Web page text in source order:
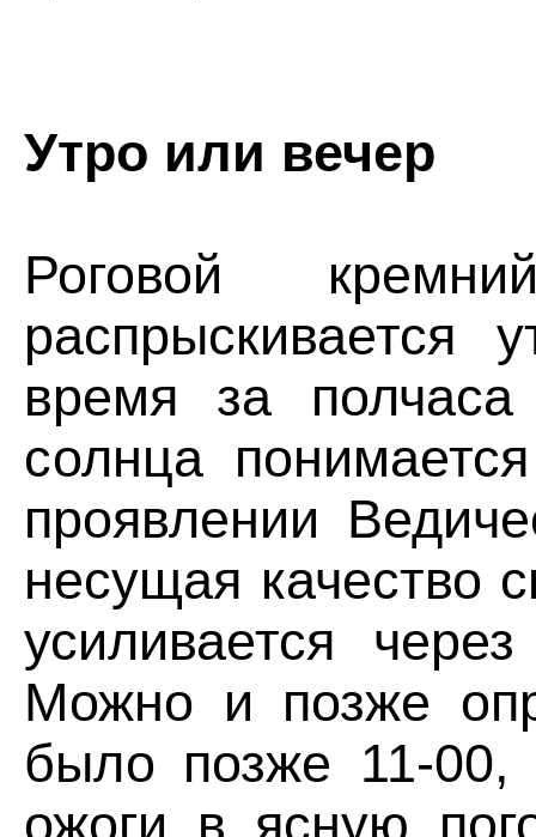
Утро или вечер
Роговой
время за
солнца
проявлении
несущая качество
усиливается
Можно и позже
было позже 11-00,
ожоги в ясную